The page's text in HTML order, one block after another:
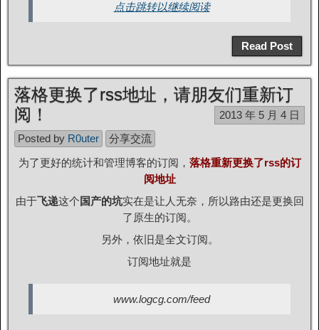
点击跳转以继续阅读
Read Post
落格更换了rss地址，请朋友们重新订
阅！
2013 年 5 月 4 日
Posted by R0uter
分享交流
为了更好的统计和管理博客的订阅， 落格重新更换了rss的订
阅地址
由于飞递这个国产的坑实在是让人无奈，所以路由还是更换回
了原生的订阅。
另外，依旧是全文订阅。
订阅地址就是
www.logcg.com/feed